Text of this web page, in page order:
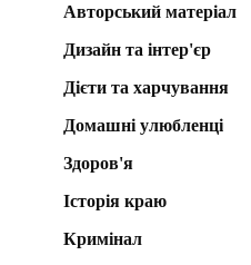
Авторський матеріал
Дизайн та інтер'єр
Дієти та харчування
Домашні улюбленці
Здоров'я
Історія краю
Кримінал